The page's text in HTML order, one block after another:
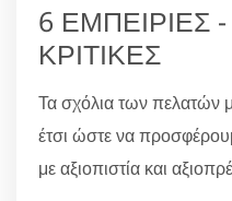
6 ΕΜΠΕΙΡΙΕΣ
ΚΡΙΤΙΚΕΣ
Τα σχόλια των πελατών
έτσι ώστε να
με αξιοπιστία και